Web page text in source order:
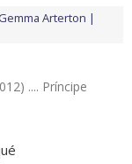
Gemma Arterton
.... Príncipe